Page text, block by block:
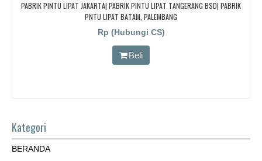
PABRIK PINTU LIPAT JAKARTA| PABRIK PINTU LIPAT TANGERANG BSD| PABRIK
PNTU LIPAT BATAM, PALEMBANG
Rp (Hubungi CS)
Beli
Kategori
BERANDA